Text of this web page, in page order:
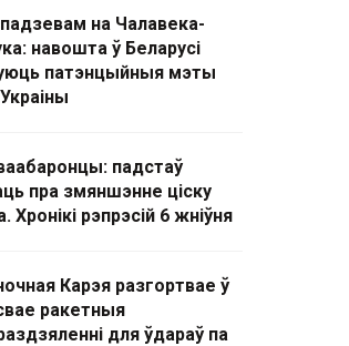
на Чалавека-
навошта ў Беларусі
патэнцыйныя мэты
падстаў
пра змяншэнне ціску
Хронікі рэпрэсій 6 жніўня
Карэя разгортвае ў
ракетныя
для ўдараў па